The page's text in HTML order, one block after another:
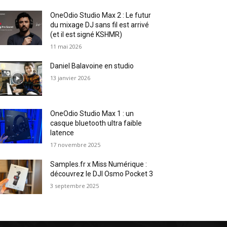
OneOdio Studio Max 2 : Le futur
du mixage DJ sans fil est arrivé
(et il est signé KSHMR)
11 mai 2026
Daniel Balavoine en studio
13 janvier 2026
OneOdio Studio Max 1 : un
casque bluetooth ultra faible
latence
17 novembre 2025
Samples.fr x Miss Numérique :
découvrez le DJI Osmo Pocket 3
3 septembre 2025